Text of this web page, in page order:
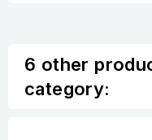
6 other
category: